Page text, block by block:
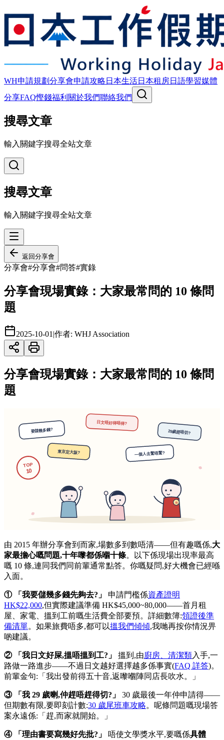
WH申請規劃分享會申請攻略 日本生活日本租房日語學習媒體
分享FAQ慳錢福利 關於我們聯絡我們
搜尋文章
輸入關鍵字搜尋全站文章
搜尋文章
輸入關鍵字搜尋全站文章
返回分享會
分享會#分享會#問答#實錄
分享會現場實錄：大家最常問的 10 條問
題
2025-10-01|作者: WHJ Association
分享會現場實錄：大家最常問的 10 條問
題
由 2015 年辦分享會到而家,場數多到數唔清——但有趣嘅係,大
家最擔心嘅問題,十年嚟都係嗰十條。以下係現場出現率最高
嘅 10 條,連同我們同前輩通常點答。你嘅疑問,好大機會已經喺
入面。
① 「我要儲幾多錢先夠去?」 申請門檻係資產證明
HK$22,000,但實際建議準備 HK$45,000~80,000——首月租
屋、家電、搵到工前嘅生活費全部要預。詳細數簿:領證後準
備清單。如果旅費唔多,都可以搵我們傾傾,我哋再按你情況畀
啲建議。
② 「我日文好屎,搵唔搵到工?」 搵到,由廚房、清潔類入手,一
路做一路進步——不過日文越好選擇越多係事實(FAQ 詳答)。
前輩金句:「我出發前得五十音,返嚟嗰陣同店長吹水。」
③ 「我 29 歲喇,仲趕唔趕得切?」
30 歲最後一年仲申請得——
但期數有限,要即刻計數:30 歲尾班車攻略。呢條問題嘅現場答
案永遠係:「趕,而家就開始。」
④ 「理由書要寫幾好先批?」 唔使文學獎水平,要嘅係具體